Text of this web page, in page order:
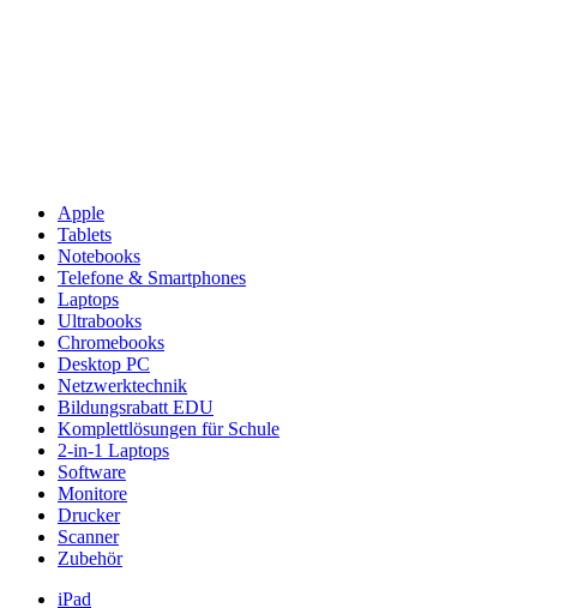
Apple
Tablets
Notebooks
Telefone & Smartphones
Laptops
Ultrabooks
Chromebooks
Desktop PC
Netzwerktechnik
Bildungsrabatt EDU
Komplettlösungen für Schule
2-in-1 Laptops
Software
Monitore
Drucker
Scanner
Zubehör
iPad